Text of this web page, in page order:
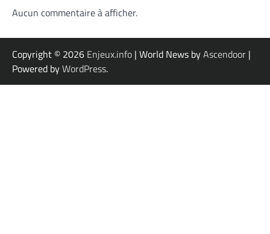
Aucun commentaire à afficher.
Copyright © 2026 Enjeux.info | World News byAscendoor |
Powered byWordPress.